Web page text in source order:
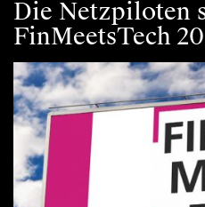
Die Netzpiloten
FinMeetsTech